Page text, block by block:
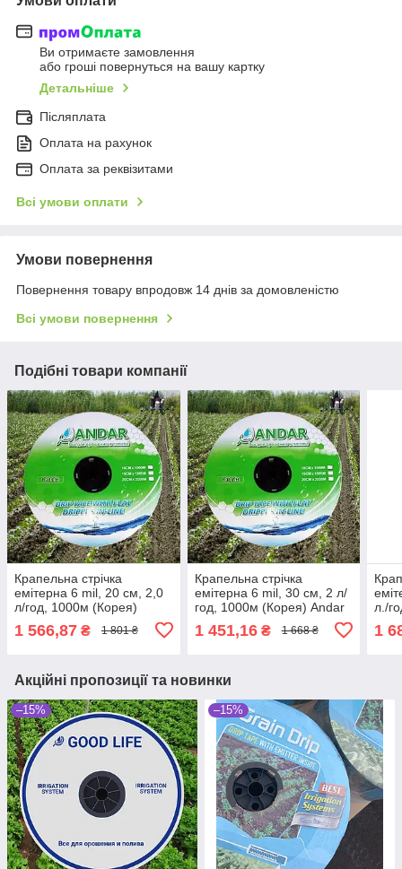
Ви отримаєте замовлення
або гроші повернуться на вашу картку
Детальніше
Післяплата
Оплата на рахунок
Оплата за реквізитами
Всі умови оплати
Умови повернення
Повернення товару впродовж 14 днів за домовленістю
Всі умови повернення
Подібні товари компанії
Крапельна стрічка
емітерна 6 mil, 20 см, 2,0
л/год, 1000м (Корея)
1 566,87 ₴ 1 801 ₴
Крапельна стрічка
емітерна 6 mil, 30 см, 2 л/
год, 1000м (Корея) Andar
1 451,16₴ 1 668 ₴
л./
1
Акційні пропозиції та новинки
–15% –15%